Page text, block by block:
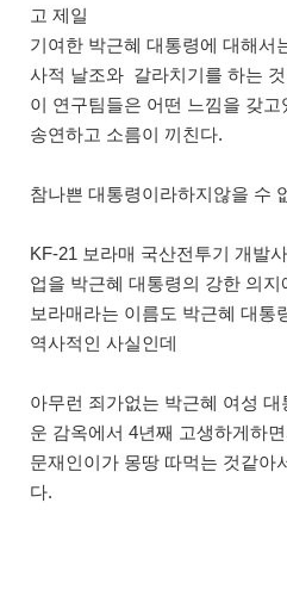
고 제일
기여한 박근혜 대통령에 대해서
사적 날조와 갈라치기를 하는
이 연구팀들은 어떤 느낌을 갖
송연하고 소름이 끼친다.
참나쁜 대통령이라하지않을 수
KF-21 보라매 국산전투기 개발
업을 박근혜 대통령의 강한 의
보라매라는 이름도 박근혜 대통
역사적인 사실인데
아무런 죄가없는 박근혜 여성
운 감옥에서 4년째 고생하게하
문재인이가 몽땅 따먹는 것같아
다.